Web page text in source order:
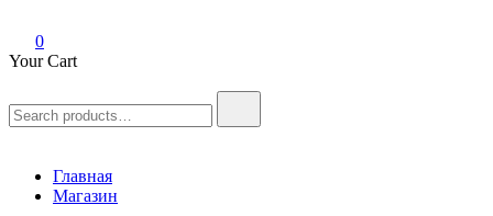
0
Your Cart
for:
Главная
Магазин